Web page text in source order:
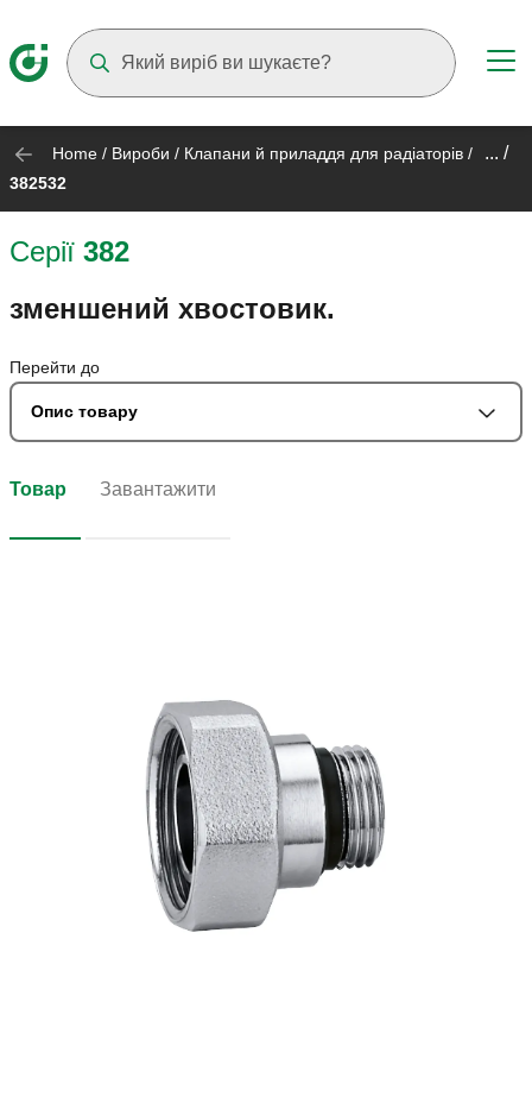
Home / Вироби / Клапани й приладдя для радіаторів / ... /
382532
Серії 382
зменшений хвостовик.
Перейти до
Опис товару
Товар Завантажити